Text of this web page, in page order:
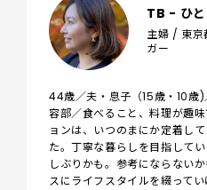
TB - ひと
主婦 / 東京
ガー
44歳／夫・息子（15歳・10歳
容部／食べること、料理が趣
ョンは、いつのまにか定着し
た。丁寧な暮らしを目指して
しぶりかも。参考にならない
スにライフスタイルを綴ってい